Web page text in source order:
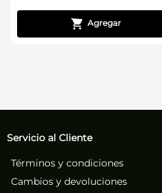
Servicio al Cliente
Términos y condiciones
Cambios y devoluciones